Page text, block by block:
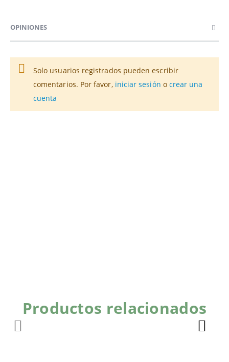
OPINIONES
Solo usuarios registrados pueden escribir
comentarios. Por favor, iniciar sesión o crear una
cuenta
Productos relacionados